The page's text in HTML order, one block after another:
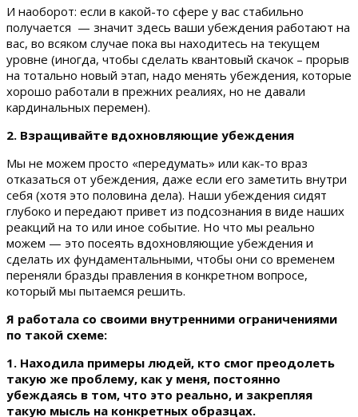
И наоборот: если в какой-то сфере у вас стабильно
получается — значит здесь ваши убеждения работают на
вас, во всяком случае пока вы находитесь на текущем
уровне (иногда, чтобы сделать квантовый скачок – прорыв
на тотально новый этап, надо менять убеждения, которые
хорошо работали в прежних реалиях, но не давали
кардинальных перемен).
2. Взращивайте вдохновляющие убеждения
Мы не можем просто «передумать» или как-то враз
отказаться от убеждения, даже если его заметить внутри
себя (хотя это половина дела). Наши убеждения сидят
глубоко и передают привет из подсознания в виде наших
реакций на то или иное событие. Но что мы реально
можем — это посеять вдохновляющие убеждения и
сделать их фундаментальными, чтобы они со временем
переняли бразды правления в конкретном вопросе,
который мы пытаемся решить.
Я работала со своими внутренними ограничениями
по такой схеме:
1. Находила примеры людей, кто смог преодолеть
такую же проблему, как у меня, постоянно
убеждаясь в том, что это реально, и закрепляя
такую мысль на конкретных образцах.